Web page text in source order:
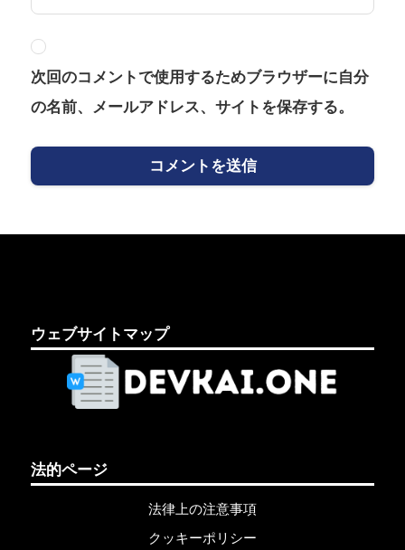
次回のコメントで使用するためブラウザーに自分
の名前、メールアドレス、サイトを保存する。
ウェブサイトマップ
法的ページ
法律上の注意事項
クッキーポリシー